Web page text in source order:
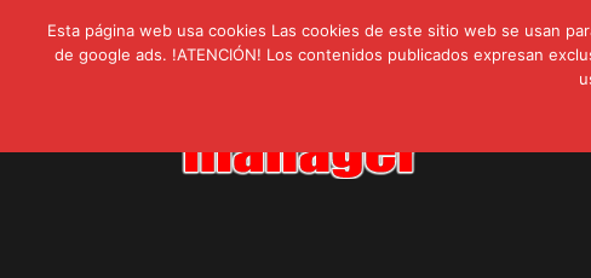
lunes, agosto 3, 2026 Novedades: LIVAM estrena Agua
Ultravioleta Radio,
IA: Su importancia en
Gravatar: Tu Huella
Esta página web usa cookies Las cookies de este sitio web se usan
de google ads. !ATENCIÓN! Los contenidos publicados expresan